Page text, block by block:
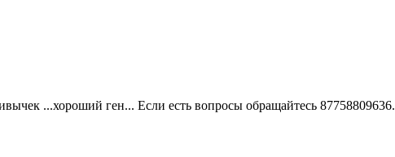
...хороший ген... Если есть вопросы обращайтесь 87758809636.